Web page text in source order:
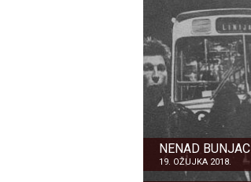
NENAD BUNJAC
19. OŽUJKA 2018.